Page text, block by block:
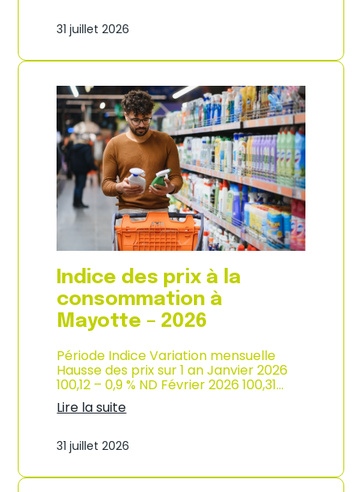
m
p
r
t
a
t
i
o
n
d
e
l
’
i
n
d
u
s
t
r
i
–
2
0
6
n
i
e
d
e
s
r
i
x
à
l
a
c
o
n
s
o
m
a
t
i
n
n
M
31 juillet 2026
Indice des prix à la
consommation à
Mayotte – 2026
Période Indice Variation mensuelle
Hausse des prix sur 1 an Janvier 2026
100,12 – 0,9 % ND Février 2026 100,31…
Lire la suite
n
i
31 juillet 2026